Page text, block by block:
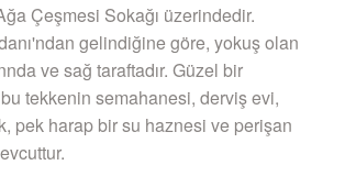
Çeşmesi Sokağı üzerindedir.
gelindiğine göre, yokuş olan
ve sağ taraftadır. Güzel bir
tekkenin semahanesi, derviş evi,
pek harap bir su haznesi ve perişan